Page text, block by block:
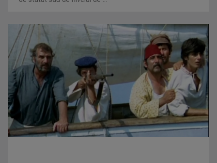
De peste 160 de ani în slujba culturii românești. Povestea
„Societății” din ...